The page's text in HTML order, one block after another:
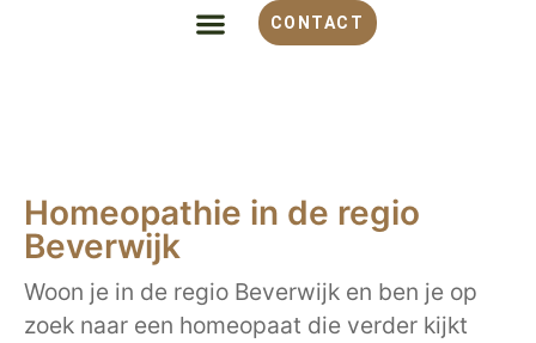
CONTACT
Homeopathie in de regio
Beverwijk
Woon je in de regio Beverwijk en ben je op
zoek naar een homeopaat die verder kijkt